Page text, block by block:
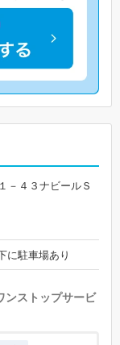
－４３ナビールＳ
に駐車場あり
ンストップサービ